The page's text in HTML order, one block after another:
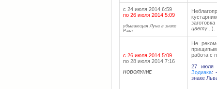
с 24 июля 2014 6:59
по 26 июля 2014 5:09
убывающая Луна в знаке
Рака
цвету ...).
с 26 июля 2014 5:09
по 28 июля 2014 7:16
НОВОЛУНИЕ
Не
работа с
27 июля
Зодиака:
знаке